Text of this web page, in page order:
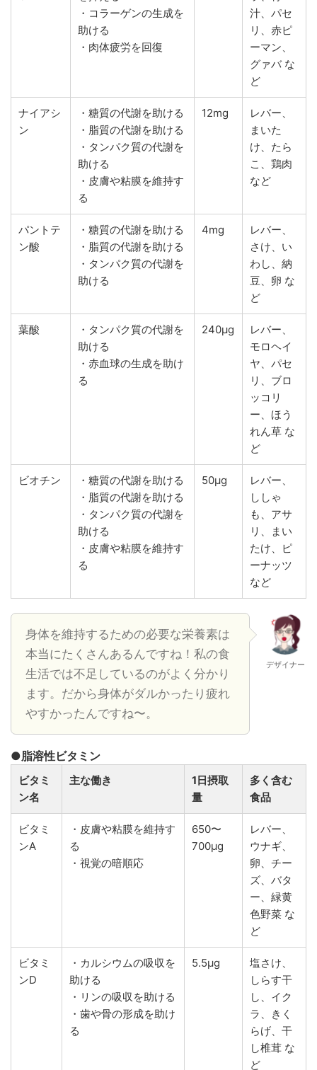
・コラーゲンの生成を
助ける
・肉体疲労を回復
汁、パセ
リ、赤ピ
ーマン、
グァバ な
ど
ナイアシ
ン
・糖質の代謝を助ける
・脂質の代謝を助ける
・タンパク質の代謝を
助ける
・皮膚や粘膜を維持す
る
12mg
レバー、
まいた
け、たら
こ、鶏肉
など
パントテ
ン酸
・糖質の代謝を助ける
・脂質の代謝を助ける
・タンパク質の代謝を
助ける
4mg
レバー、
さけ、い
わし、納
豆、卵 な
ど
葉酸
・タンパク質の代謝を
助ける
・赤血球の生成を助け
る
240μg
レバー、
モロヘイ
ヤ、パセ
リ、ブロ
ッコリ
ー、ほう
れん草 な
ど
ビオチン
・糖質の代謝を助ける
・脂質の代謝を助ける
・タンパク質の代謝を
助ける
・皮膚や粘膜を維持す
る
50μg
レバー、
ししゃ
も、アサ
リ、まい
たけ、ピ
ーナッツ
など
身体を維持するための必要な栄養素は
本当にたくさんあるんですね！私の食
生活では不足しているのがよく分かり
ます。だから身体がダルかったり疲れ
やすかったんですね〜。
デザイナー
●脂溶性ビタミン
ビタミ
ン名
主な働き
1日摂取
量
多く含む
食品
ビタミ
ンA
・皮膚や粘膜を維持す
る
・視覚の暗順応
650〜
700μg
レバー、
ウナギ、
卵、チー
ズ、バタ
ー、緑黄
色野菜 な
ど
ビタミ
ンD
・カルシウムの吸収を
助ける
・リンの吸収を助ける
・歯や骨の形成を助け
る
5.5μg
塩さけ、
しらす干
し、イク
ラ、きく
らげ、干
し椎茸 な
ど